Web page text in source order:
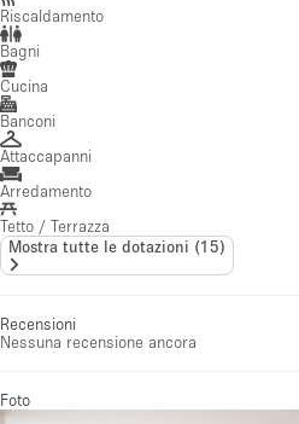
Riscaldamento
Bagni
Cucina
Banconi
Attaccapanni
Arredamento
Tetto / Terrazza
Mostra tutte le dotazioni (15)
Recensioni
Nessuna recensione ancora
Foto